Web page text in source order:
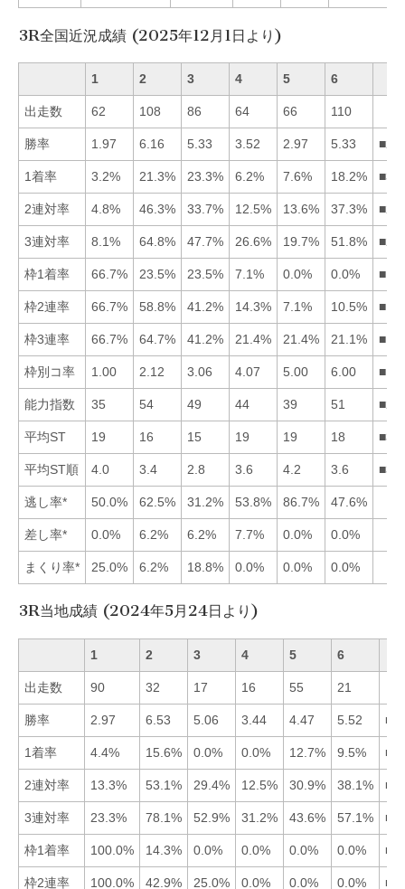
3R全国近況成績 (2025年12月1日より)
1 2 3 4 5 6
出走数 62 108 86 64 66 110
勝率 1.97 6.16 5.33 3.52 2.97 5.33
1着率 3.2% 21.3% 23.3% 6.2% 7.6% 18.2%
2連対率 4.8% 46.3% 33.7% 12.5% 13.6% 37.3%
3連対率 8.1% 64.8% 47.7% 26.6% 19.7% 51.8%
枠1着率 66.7% 23.5% 23.5% 7.1% 0.0% 0.0%
枠2連率 66.7% 58.8% 41.2% 14.3% 7.1% 10.5%
枠3連率 66.7% 64.7% 41.2% 21.4% 21.4% 21.1%
枠別コ率 1.00 2.12 3.06 4.07 5.00 6.00
能力指数 35 54 49 44 39 51
平均ST 19 16 15 19 19 18
平均ST順 4.0 3.4 2.8 3.6 4.2 3.6
逃し率* 50.0% 62.5% 31.2% 53.8% 86.7% 47.6%
差し率* 0.0% 6.2% 6.2% 7.7% 0.0% 0.0%
まくり率* 25.0% 6.2% 18.8% 0.0% 0.0% 0.0%
3R当地成績 (2024年5月24日より)
1 2 3 4 5 6
出走数 90 32 17 16 55 21
勝率 2.97 6.53 5.06 3.44 4.47 5.52
1着率 4.4% 15.6% 0.0% 0.0% 12.7% 9.5%
2連対率 13.3% 53.1% 29.4% 12.5% 30.9% 38.1%
3連対率 23.3% 78.1% 52.9% 31.2% 43.6% 57.1%
枠1着率 100.0% 14.3% 0.0% 0.0% 0.0% 0.0%
枠2連率 100.0% 42.9% 25.0% 0.0% 0.0% 0.0%